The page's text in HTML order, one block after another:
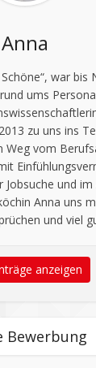
Anna
war bis
ums
zu uns ins
Weg vom
und
Anna uns
und viel
anzeigen
Bewerbung